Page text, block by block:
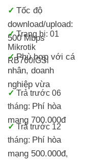
✓ Tốc độ
download/upload:
500 Mbps
✓Trang bị: 01
Mikrotik
RB760iGSi
✓Phù hợp với cá
nhân, doanh
nghiệp vừa
✓ Trả trước 06
tháng: Phí hòa
mạng 700.000đ
✓ Trả trước 12
tháng: Phí hòa
mạng 500.000đ,